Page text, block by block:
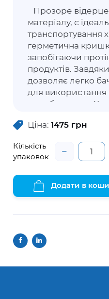
Прозоре відерце
матеріалу, є
транспортування
герметична
запобігаючи
продуктів.
дозволяє легко
для використання
виробництвах.
Відерце підходить
страви.
Ціна: 1475 грн
Кількість
упаковок
−
Додати в